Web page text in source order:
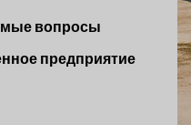
вопросы
предприятие